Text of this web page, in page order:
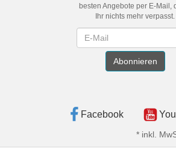
besten Angebote per E-Mail,
Ihr nichts mehr verpasst.
Abonnieren
Facebook
* inkl.